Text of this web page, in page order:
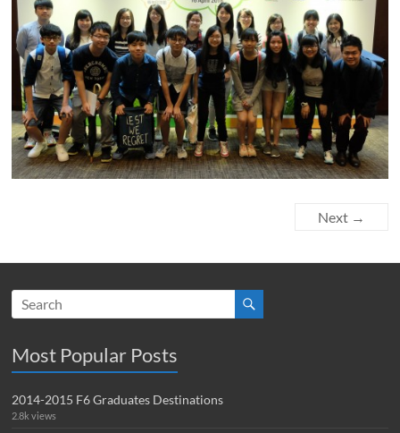
Next →
Most Popular Posts
2014-2015 F6 Graduates Destinations
2.8k views